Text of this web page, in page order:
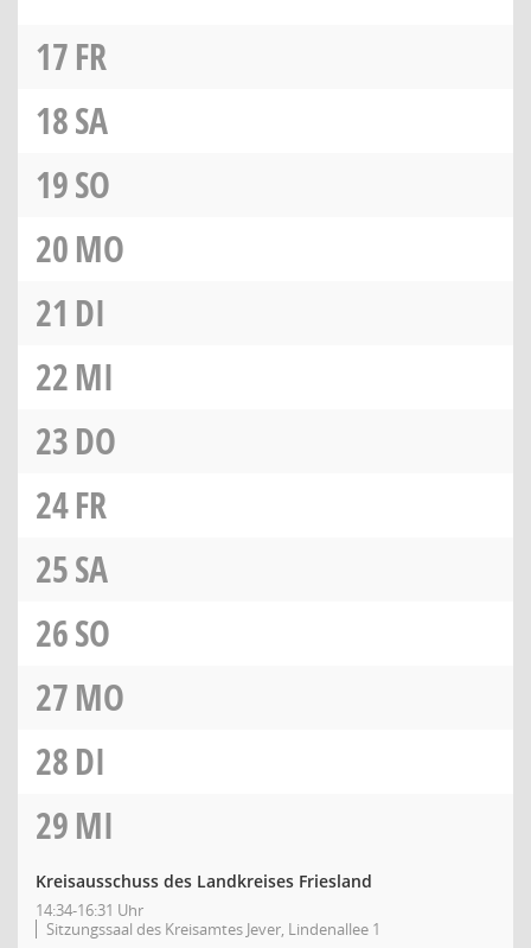
17FR
18SA
19SO
20MO
21 DI
22MI
23DO
24FR
25SA
26SO
27MO
28DI
29MI
Kreisausschuss des Landkreises Friesland
14:34-16:31 Uhr
Sitzungssaal des Kreisamtes Jever, Lindenallee 1